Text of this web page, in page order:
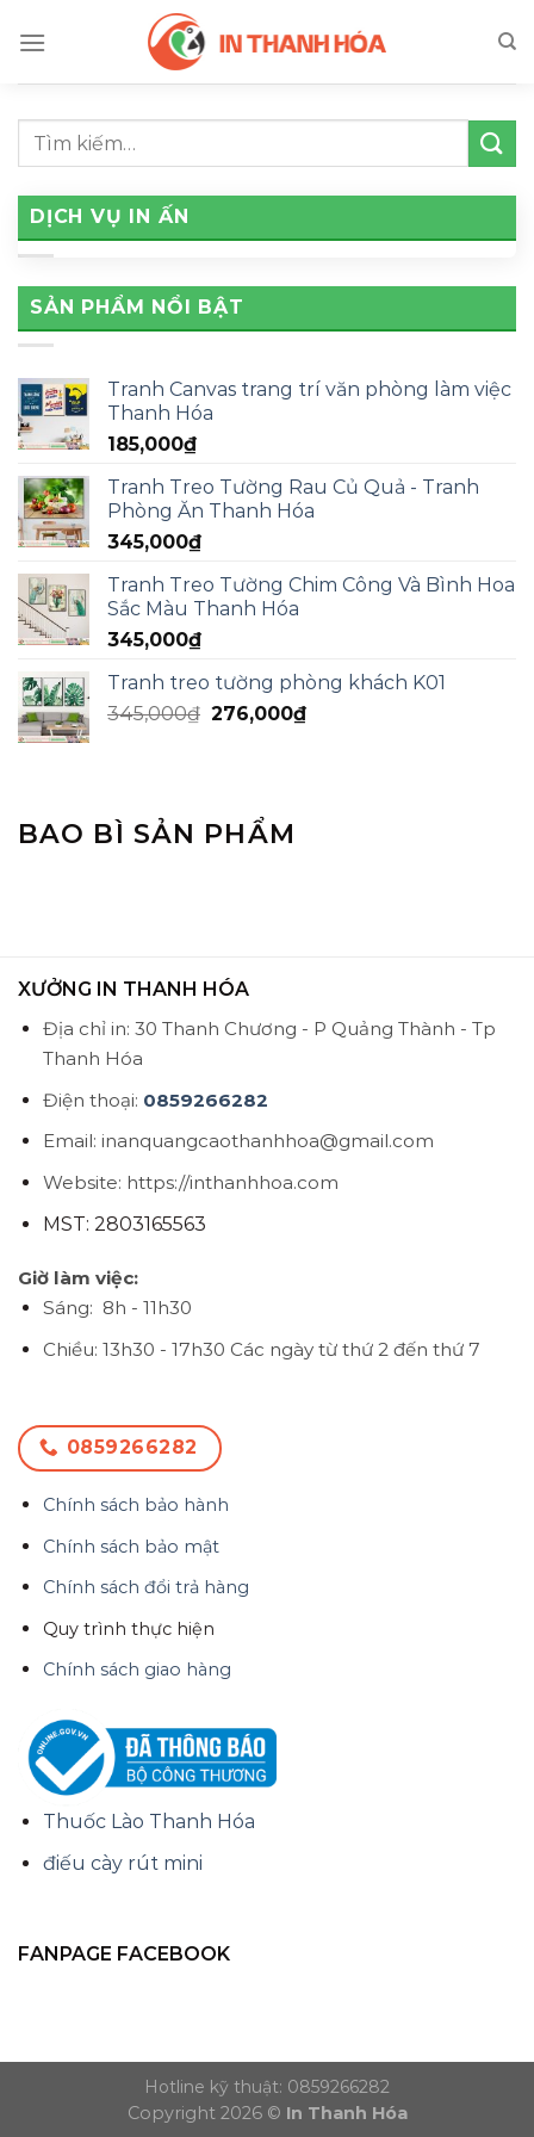
BAO BÌ SẢN PHẨM
DỊCH VỤ IN ẤN
SẢN PHẨM NỔI BẬT
Tranh Canvas trang trí văn phòng làm việc
Thanh Hóa
185,000₫
Tranh Treo Tường Rau Củ Quả - Tranh
Phòng Ăn Thanh Hóa
345,000₫
Tranh Treo Tường Chim Công Và Bình Hoa
Sắc Màu Thanh Hóa
345,000₫
Tranh treo tường phòng khách K01
345,000₫ 276,000₫
XƯỞNG IN THANH HÓA
Địa chỉ in: 30 Thanh Chương - P Quảng Thành - Tp
Thanh Hóa
Điện thoại: 0859266282
Email: inanquangcaothanhhoa@gmail.com
Website: https://inthanhhoa.com
MST: 2803165563
Giờ làm việc:
Sáng: 8h - 11h30
Chiều: 13h30 - 17h30 Các ngày từ thứ 2 đến thứ 7
0859266282
Chính sách bảo hành
Chính sách bảo mật
Chính sách đổi trả hàng
Quy trình thực hiện
Chính sách giao hàng
Thuốc Lào Thanh Hóa
điếu cày rút mini
FANPAGE FACEBOOK
Hotline kỹ thuật: 0859266282
Copyright 2026 © In Thanh Hóa